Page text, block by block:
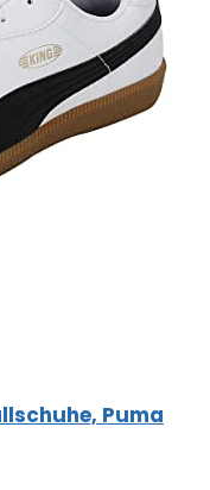
Puma